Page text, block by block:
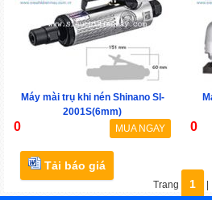
Máy mài trụ khi nén Shinano SI-
2001S(6mm)
0 MUA NGAY 0
Tải báo giá
Trang 1